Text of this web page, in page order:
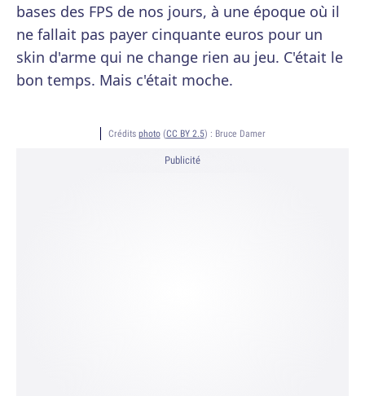
bases des FPS de nos jours, à une époque où il
ne fallait pas payer cinquante euros pour un
skin d'arme qui ne change rien au jeu. C'était le
bon temps. Mais c'était moche.
Crédits photo(CC BY 2.5) : Bruce Damer
Publicité